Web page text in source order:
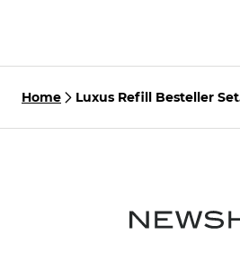
Home
Luxus Refill Besteller Set